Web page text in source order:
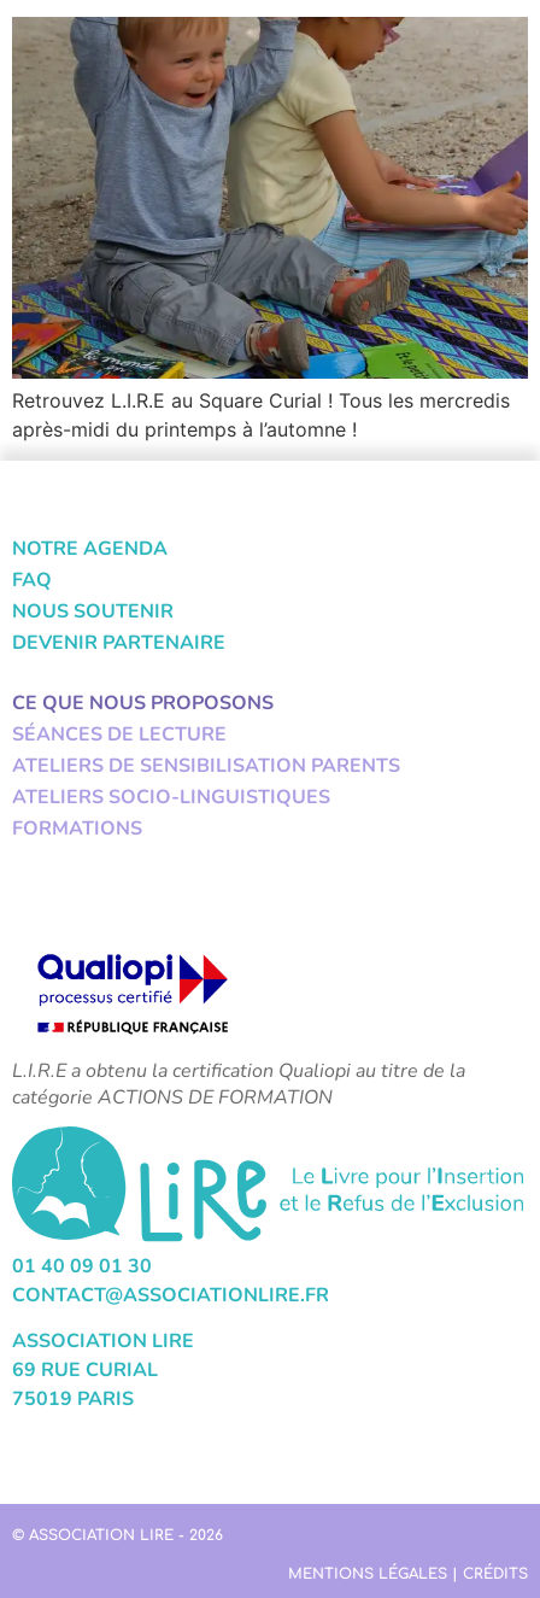
Retrouvez L.I.R.E au Square Curial ! Tous les mercredis
après-midi du printemps à l’automne !
NOTRE AGENDA
FAQ
NOUS SOUTENIR
DEVENIR PARTENAIRE
CE QUE NOUS PROPOSONS
SÉANCES DE LECTURE
ATELIERS DE SENSIBILISATION PARENTS
ATELIERS SOCIO-LINGUISTIQUES
FORMATIONS
L.I.R.E a obtenu la certification Qualiopi au titre de la
catégorie ACTIONS DE FORMATION
01 40 09 01 30
CONTACT@ASSOCIATIONLIRE.FR
ASSOCIATION LIRE
69 RUE CURIAL
75019 PARIS
© ASSOCIATION LIRE - 2026
MENTIONS LÉGALES | CRÉDITS